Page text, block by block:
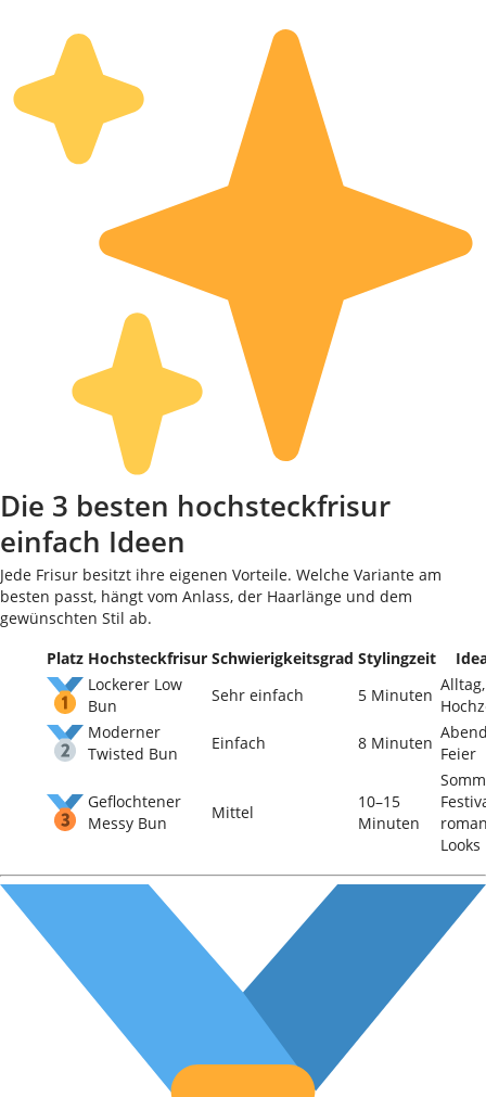
Die 3 besten hochsteckfrisur
einfach Ideen
Jede Frisur besitzt ihre eigenen Vorteile. Welche Variante am
besten passt, hängt vom Anlass, der Haarlänge und dem
gewünschten Stil ab.
Platz Hochsteckfrisur Schwierigkeitsgrad Stylingzeit
Lockerer Low
Bun
Sehr einfach 5 Minuten
Moderner
Twisted Bun
Einfach 8 Minuten
Feier
Geflochtener
Messy Bun
Mittel
10–15
Minuten
Looks